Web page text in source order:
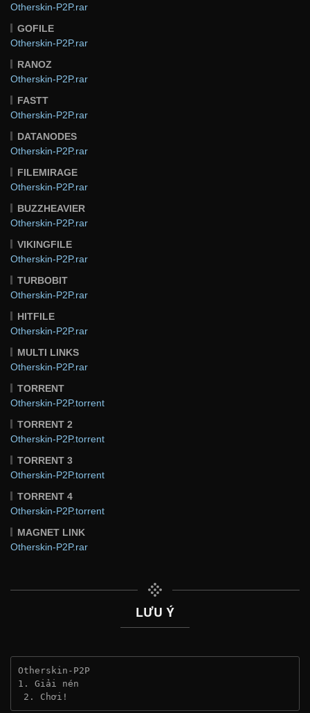
Otherskin-P2P.rar
GOFILE
Otherskin-P2P.rar
RANOZ
Otherskin-P2P.rar
FASTT
Otherskin-P2P.rar
DATANODES
Otherskin-P2P.rar
FILEMIRAGE
Otherskin-P2P.rar
BUZZHEAVIER
Otherskin-P2P.rar
VIKINGFILE
Otherskin-P2P.rar
TURBOBIT
Otherskin-P2P.rar
HITFILE
Otherskin-P2P.rar
MULTI LINKS
Otherskin-P2P.rar
TORRENT
Otherskin-P2P.torrent
TORRENT 2
Otherskin-P2P.torrent
TORRENT 3
Otherskin-P2P.torrent
TORRENT 4
Otherskin-P2P.torrent
MAGNET LINK
Otherskin-P2P.rar
LƯU Ý
Otherskin-P2P
1. Giải nén
2. Chơi!